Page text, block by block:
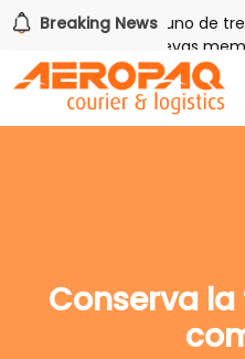
Breaking NewsGana uno de tres
por tres meses nuevas
Conserva